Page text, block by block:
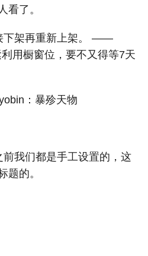
看了。
下架再重新上架。 ——
用橱窗位，要不又得等7天
：暴殄天物
我们都是手工设置的，这
题的。